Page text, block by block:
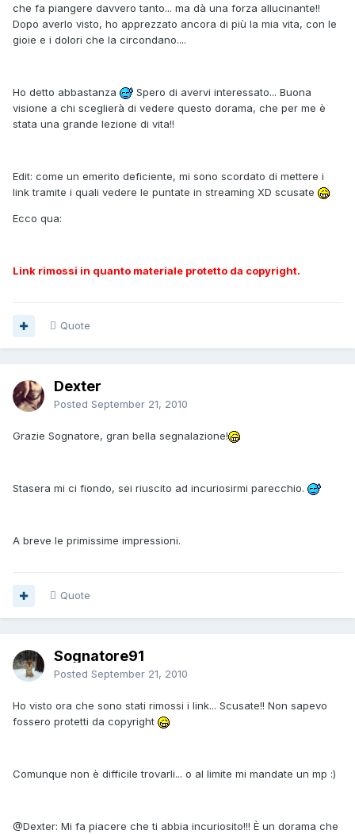
che fa piangere davvero tanto... ma dà una forza allucinante!!
Dopo averlo visto, ho apprezzato ancora di più la mia vita, con le
gioie e i dolori che la circondano....
Ho detto abbastanza
Spero di avervi interessato... Buona
visione a chi sceglierà di vedere questo dorama, che per me è
stata una grande lezione di vita!!
Edit: come un emerito deficiente, mi sono scordato di mettere i
link tramite i quali vedere le puntate in streaming XD scusate
Ecco qua:
Link rimossi in quanto materiale protetto da copyright.
Quote
Dexter
Posted September 21, 2010
Grazie Sognatore, gran bella segnalazione!
Stasera mi ci fiondo, sei riuscito ad incuriosirmi parecchio.
A breve le primissime impressioni.
Quote
Sognatore91
Posted September 21, 2010
Ho visto ora che sono stati rimossi i link... Scusate!! Non sapevo
fossero protetti da copyright
Comunque non è difficile trovarli... o al limite mi mandate un mp :)
@Dexter: Mi fa piacere che ti abbia incuriosito!!! È un dorama che